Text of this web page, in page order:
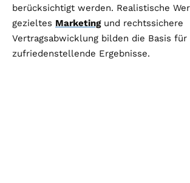
berücksichtigt werden. Realistische
gezieltes Marketingund rechtssichere
Vertragsabwicklung bilden die Basis für
zufriedenstellende Ergebnisse.